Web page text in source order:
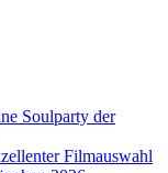
Soulparty der
Filmauswahl